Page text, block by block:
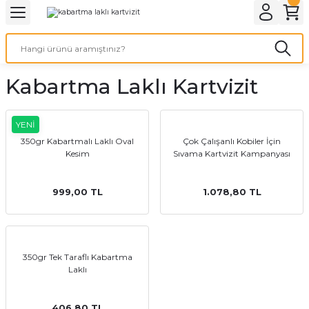
Geri Dön
Geri Dön
Kağıdı
Geri Dön
Geri Dön
Ürünleri
Geri Dön
Geri Dön
Geri Dön
Kabartma Laklı Kartvizit
YENİ
350gr Kabartmalı Laklı Oval
Kesim
999,00 TL
Çok Çalışanlı Kobiler İçin
Sıvama Kartvizit Kampanyası
1.078,80 TL
350gr Tek Taraflı Kabartma
Laklı